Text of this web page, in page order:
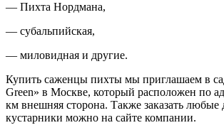
— Пихта Нордмана,
— субальпийская,
— миловидная и другие.
Купить саженцы пихты мы приглашаем в
Green» в Москве, который расположен по
км внешняя сторона. Также заказать любые
кустарники можно на сайте компании.